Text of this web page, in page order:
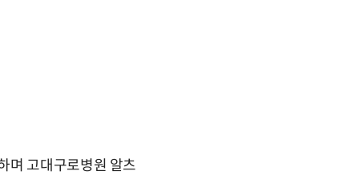
며 고대구로병원 알츠